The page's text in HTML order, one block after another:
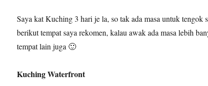
Saya kat Kuching 3 hari je la, so tak ada masa untuk tengok
berikut tempat saya rekomen, kalau awak ada masa lebih
tempat lain juga 🙂
Kuching Waterfront